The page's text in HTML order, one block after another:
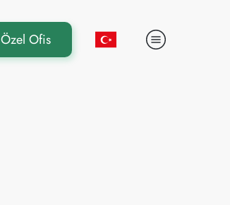
Özel Ofis